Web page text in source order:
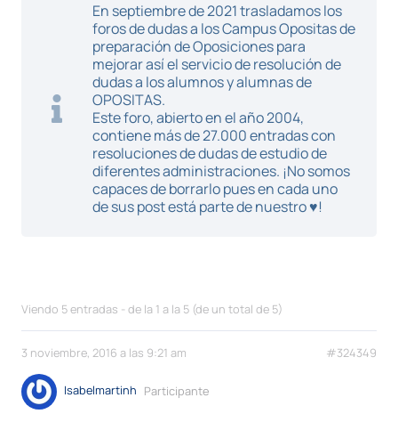
En septiembre de 2021 trasladamos los
foros de dudas a los Campus Opositas de
preparación de Oposiciones para
mejorar así el servicio de resolución de
dudas a los alumnos y alumnas de
OPOSITAS.
Este foro, abierto en el año 2004,
contiene más de 27.000 entradas con
resoluciones de dudas de estudio de
diferentes administraciones. ¡No somos
capaces de borrarlo pues en cada uno
de sus post está parte de nuestro ♥!
Viendo 5 entradas - de la 1 a la 5 (de un total de 5)
3 noviembre, 2016 a las 9:21 am #324349
Isabelmartinh Participante